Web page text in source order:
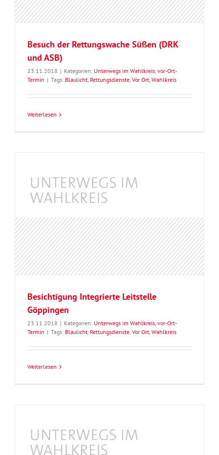
Besuch der Rettungswache Süßen (DRK
und ASB)
23.11.2018 | Kategorien: Unterwegs im Wahlkreis, vor-Ort-
Termin | Tags: Blaulicht, Rettungsdienste, Vor Ort, Wahlkreis
Weiterlesen
Besichtigung Integrierte Leitstelle
Göppingen
23.11.2018 | Kategorien: Unterwegs im Wahlkreis, vor-Ort-
Termin | Tags: Blaulicht, Rettungsdienste, Vor Ort, Wahlkreis
Weiterlesen